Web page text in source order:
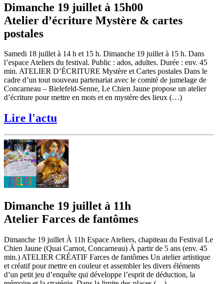
Dimanche 19 juillet à 15h00
Atelier d’écriture Mystère & cartes
postales
Samedi 18 juillet à 14 h et 15 h. Dimanche 19 juillet à 15 h. Dans
l’espace Ateliers du festival. Public : ados, adultes. Durée : env. 45
min. ATELIER D’ÉCRITURE Mystère et Cartes postales Dans le
cadre d’un tout nouveau partenariat avec le comité de jumelage de
Concarneau – Bielefeld-Senne, Le Chien Jaune propose un atelier
d’écriture pour mettre en mots et en mystère des lieux (…)
Lire l'actu
Dimanche 19 juillet à 11h
Atelier Farces de fantômes
Dimanche 19 juillet À 11h Espace Ateliers, chapiteau du Festival Le
Chien Jaune (Quai Carnot, Concarneau) À partir de 5 ans (env. 45
min.) ATELIER CRÉATIF Farces de fantômes Un atelier artistique
et créatif pour mettre en couleur et assembler les divers éléments
d’un petit jeu d’enquête qui développe l’esprit de déduction, la